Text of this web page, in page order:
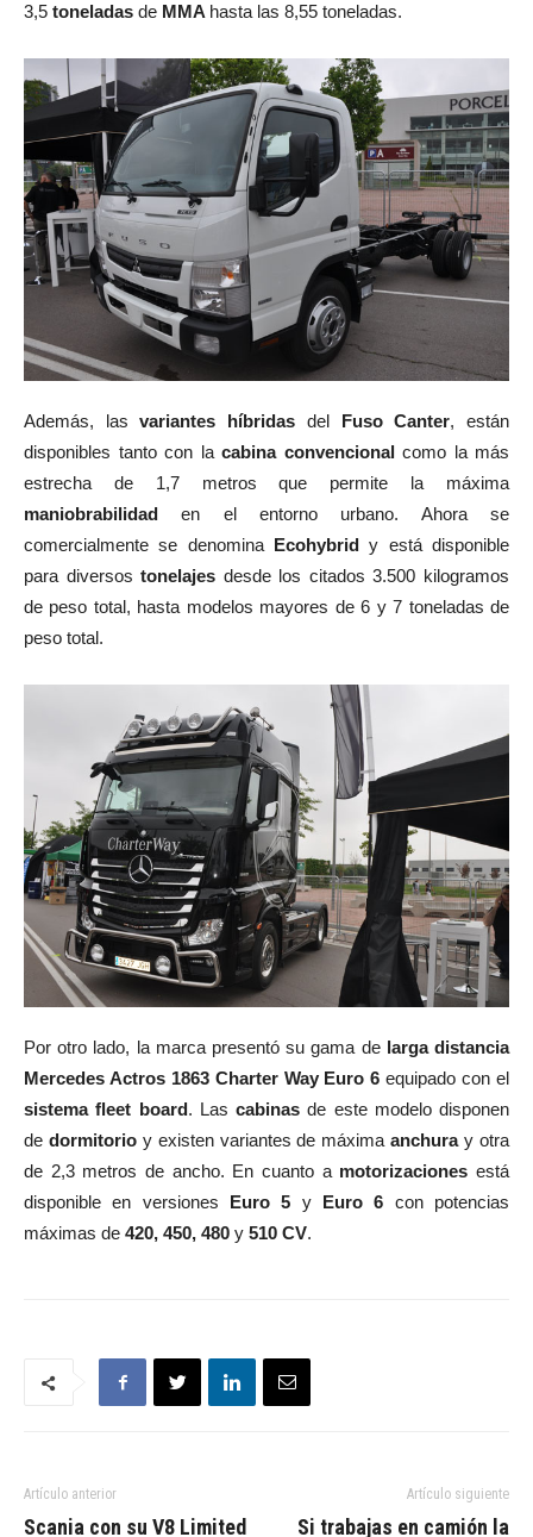
3,5 toneladas de MMA hasta las 8,55 toneladas.
Además, lasvariantes híbridas delFuso Canter, están
disponibles tanto con lacabina convencional como la más
estrecha de 1,7 metros que permite la máxima
maniobrabilidaden el entorno urbano. Ahora se
comercialmente se denomina Ecohybridy está disponible
para diversostonelajes desde los citados 3.500 kilogramos
de peso total, hasta modelos mayores de 6 y 7 toneladas de
peso total.
Por otro lado, la marca presentó su gama de larga distancia
Mercedes Actros 1863 Charter Way Euro 6 equipado con el
sistema fleet board. Las cabinasde este modelo disponen
de dormitorio y existen variantes de máximaanchuray otra
de 2,3 metros de ancho. En cuanto a motorizacionesestá
disponible en versiones Euro 5 y Euro 6 con potencias
máximas de 420, 450, 480 y 510 CV.
Artículo anterior
Scania con su V8 Limited
Artículo siguiente
Si trabajas en camión la